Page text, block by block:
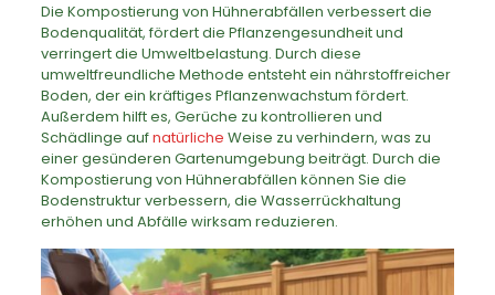
Die Kompostierung von Hühnerabfällen verbessert die
Bodenqualität, fördert die Pflanzengesundheit und
verringert die Umweltbelastung. Durch diese
umweltfreundliche Methode entsteht ein nährstoffreicher
Boden, der ein kräftiges Pflanzenwachstum fördert.
Außerdem hilft es, Gerüche zu kontrollieren und
Schädlinge aufnatürliche Weise zu verhindern, was zu
einer gesünderen Gartenumgebung beiträgt. Durch die
Kompostierung von Hühnerabfällen können Sie die
Bodenstruktur verbessern, die Wasserrückhaltung
erhöhen und Abfälle wirksam reduzieren.